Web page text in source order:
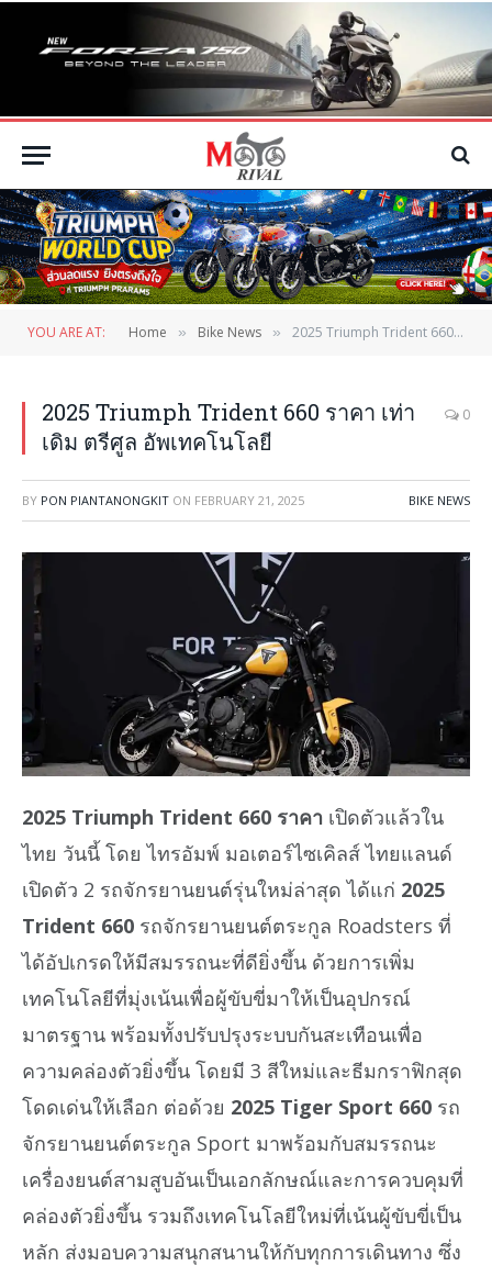
YOU ARE AT: Home » Bike News » 2025 Triumph Trident 660 ราคา เท่าเดิม ตรีศูล อัพเทคโนโลยี
2025 Triumph Trident 660 ราคา เท่า
เดิม ตรีศูล อัพเทคโนโลยี
0
BY PON PIANTANONGKIT ON FEBRUARY 21, 2025 BIKE NEWS
2025 Triumph Trident 660 ราคา เปิดตัวแล้วใน
ไทย วันนี้ โดย ไทรอัมพ์ มอเตอร์ไซเคิลส์ ไทยแลนด์
เปิดตัว 2 รถจักรยานยนต์รุ่นใหม่ล่าสุด ได้แก่ 2025
Trident 660 รถจักรยานยนต์ตระกูล Roadsters ที่
ได้อัปเกรดให้มีสมรรถนะที่ดียิ่งขึ้น ด้วยการเพิ่ม
เทคโนโลยีที่มุ่งเน้นเพื่อผู้ขับขี่มาให้เป็นอุปกรณ์
มาตรฐาน พร้อมทั้งปรับปรุงระบบกันสะเทือนเพื่อ
ความคล่องตัวยิ่งขึ้น โดยมี 3 สีใหม่และธีมกราฟิกสุด
โดดเด่นให้เลือก ต่อด้วย 2025 Tiger Sport 660 รถ
จักรยานยนต์ตระกูล Sport มาพร้อมกับสมรรถนะ
เครื่องยนต์สามสูบอันเป็นเอกลักษณ์และการควบคุมที่
คล่องตัวยิ่งขึ้น รวมถึงเทคโนโลยีใหม่ที่เน้นผู้ขับขี่เป็น
หลัก ส่งมอบความสนุกสนานให้กับทุกการเดินทาง ซึ่ง